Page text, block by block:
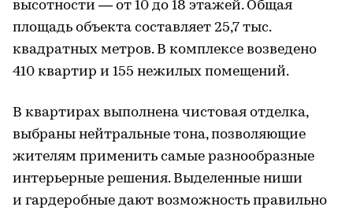
высотности — от 10 до 18 этажей. Общая
площадь объекта составляет 25,7 тыс.
квадратных метров. В комплексе возведено
410 квартир и 155 нежилых помещений.
В квартирах выполнена чистовая отделка,
выбраны нейтральные тона, позволяющие
жителям применить самые разнообразные
интерьерные решения. Выделенные ниши
и гардеробные дают возможность правильно